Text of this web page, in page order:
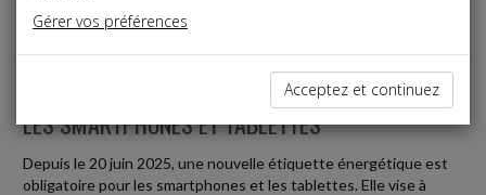
Vie des affaires
Date: 2025-10-01
UNE NOUVELLE ÉTIQUETTE ÉNERGÉTIQUE POUR
LES SMARTPHONES ET TABLETTES
Depuis le 20 juin 2025, une nouvelle étiquette énergétique est
obligatoire pour les smartphones et les tablettes. Elle vise à
Gérer vos préférences
Acceptez et continuez